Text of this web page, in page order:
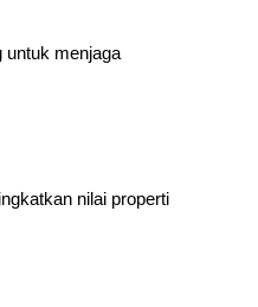
untuk menjaga
nilai properti